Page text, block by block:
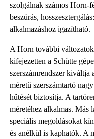
szolgálnak számos Horn-
beszúrás,
alkalmazáshoz igazítható.
A Horn további
kifejezetten a Schütte
szerszámrendszer kiváltja
méretű szerszámtartó
hűtését biztosítja. A
méretéhez alkalmas.
speciális megoldásokat
és anélkül is kaphatók. A